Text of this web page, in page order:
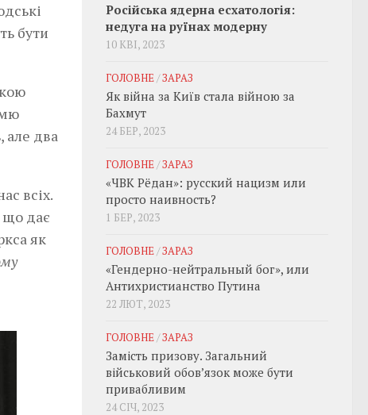
бути
але два
всіх.
що дає
як
Російська ядерна есхатологія:
недуга на руїнах модерну
10 КВІ, 2023
ГОЛОВНЕ/ЗАРАЗ
Як війна за Київ стала війною за
Бахмут
24 БЕР, 2023
ГОЛОВНЕ/ЗАРАЗ
«ЧВК Рёдан»: русский нацизм или
просто наивность?
1 БЕР, 2023
ГОЛОВНЕ/ЗАРАЗ
«Гендерно-нейтральный бог», или
Антихристианство Путина
22 ЛЮТ, 2023
ГОЛОВНЕ/ЗАРАЗ
Замість призову. Загальний
військовий обовʼязок може бути
привабливим
24 СІЧ, 2023